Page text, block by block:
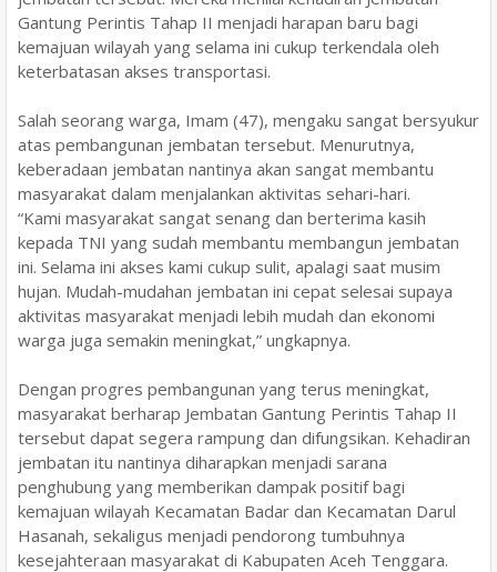
Gantung Perintis Tahap II menjadi harapan baru bagi
kemajuan wilayah yang selama ini cukup terkendala oleh
keterbatasan akses transportasi.
Salah seorang warga, Imam (47), mengaku sangat bersyukur
atas pembangunan jembatan tersebut. Menurutnya,
keberadaan jembatan nantinya akan sangat membantu
masyarakat dalam menjalankan aktivitas sehari-hari.
“Kami masyarakat sangat senang dan berterima kasih
kepada TNI yang sudah membantu membangun jembatan
ini. Selama ini akses kami cukup sulit, apalagi saat musim
hujan. Mudah-mudahan jembatan ini cepat selesai supaya
aktivitas masyarakat menjadi lebih mudah dan ekonomi
warga juga semakin meningkat,” ungkapnya.
Dengan progres pembangunan yang terus meningkat,
masyarakat berharap Jembatan Gantung Perintis Tahap II
tersebut dapat segera rampung dan difungsikan. Kehadiran
jembatan itu nantinya diharapkan menjadi sarana
penghubung yang memberikan dampak positif bagi
kemajuan wilayah Kecamatan Badar dan Kecamatan Darul
Hasanah, sekaligus menjadi pendorong tumbuhnya
kesejahteraan masyarakat di Kabupaten Aceh Tenggara.